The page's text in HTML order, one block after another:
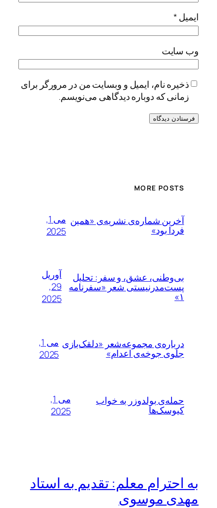
ایمیل*
وب‌ سایت
ذخیره نام، ایمیل و وبسایت من در مرورگر برای
زمانی که دوباره دیدگاهی می‌نویسم.
MORE POSTS
آخرین شماره‌ی نشریه‌ی «همین
فردا بود»
می 1,
2025
بی‌وطنی، عشق، و سفر: تحلیل
پست‌مدرنیستی شعر «سفرنامه
۱»
آوریل
29,
2025
درباره‌ی مجموعه‌شعر «دلقک‌بازی
جلوی جوخه‌ی اعدام»
می 1,
2025
حمله‌ی بولدوزر به خواب
کیوسک‌ها
می 1,
2025
به احترام معلم: تقدیم به استاد
مهدی موسوی